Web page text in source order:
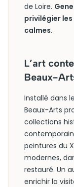
de Loire.
privilégier
calmes.
L’art
Beaux-
Installé dans
Beaux-Arts
collections
peintures du
modernes,
restauré. Un
enrichir la